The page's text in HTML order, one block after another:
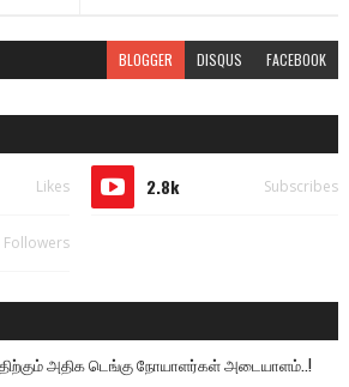
BLOGGER DISQUS FACEBOOK
Likes 2.8k Subscribes
Followers
அதிக டெங்கு நோயாளர்கள் அடையாளம்..!